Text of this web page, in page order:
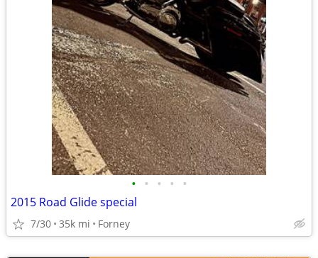
• • • • •
2015 Road Glide special
7/30 35k mi Forney